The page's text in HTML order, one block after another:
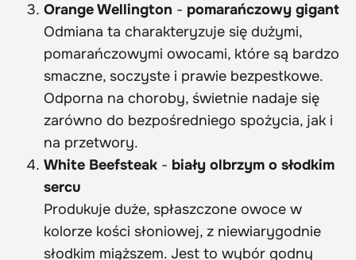
Orange Wellington - pomarańczowy gigant
Odmiana ta charakteryzuje się dużymi,
pomarańczowymi owocami, które są bardzo
smaczne, soczyste i prawie bezpestkowe.
Odporna na choroby, świetnie nadaje się
zarówno do bezpośredniego spożycia, jak i
na przetwory.
White Beefsteak - biały olbrzym o słodkim
sercu
Produkuje duże, spłaszczone owoce w
kolorze kości słoniowej, z niewiarygodnie
słodkim miąższem. Jest to wybór godny